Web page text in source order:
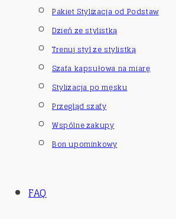
Pakiet Stylizacja od Podstaw
Dzień ze stylistką
Trenuj styl ze stylistką
Szafa kapsułowa na miarę
Stylizacja po męsku
Przegląd szafy
Wspólne zakupy
Bon upominkowy
FAQ